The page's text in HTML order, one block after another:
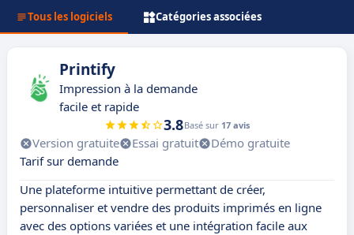
Tous les logiciels Catégories associées
Printify
Impression à la demande
facile et rapide
3.8Basé sur 17 avis
Version gratuite Essai gratuit
Démo gratuite
Tarif sur demande
Une plateforme intuitive permettant de créer,
personnaliser et vendre des produits imprimés en ligne
avec des options variées et une intégration facile aux